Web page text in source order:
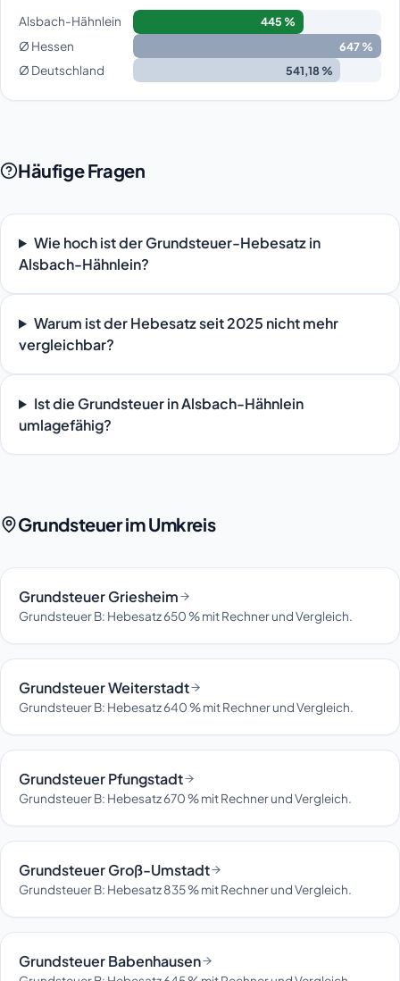
Alsbach-Hähnlein 445 %
Ø Hessen 647 %
Ø Deutschland 541,18 %
Häufige Fragen
Wie hoch ist der Grundsteuer-Hebesatz in
Alsbach-Hähnlein?
Warum ist der Hebesatz seit 2025 nicht mehr
vergleichbar?
Ist die Grundsteuer in Alsbach-Hähnlein
umlagefähig?
Grundsteuer im Umkreis
Grundsteuer Griesheim
Grundsteuer B: Hebesatz 650 % mit Rechner und Vergleich.
Grundsteuer Weiterstadt
Grundsteuer B: Hebesatz 640 % mit Rechner und Vergleich.
Grundsteuer Pfungstadt
Grundsteuer B: Hebesatz 670 % mit Rechner und Vergleich.
Grundsteuer Groß-Umstadt
Grundsteuer B: Hebesatz 835 % mit Rechner und Vergleich.
Grundsteuer Babenhausen